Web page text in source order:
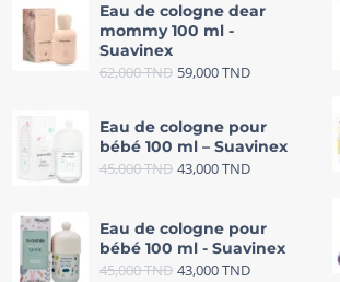
Eau de cologne dear
mommy 100 ml -
Suavinex
62,000TND 59,000TND
Eau de cologne pour
bébé 100 ml – Suavinex
45,000TND 43,000TND
Eau de cologne pour
bébé 100 ml - Suavinex
45,000TND 43,000TND